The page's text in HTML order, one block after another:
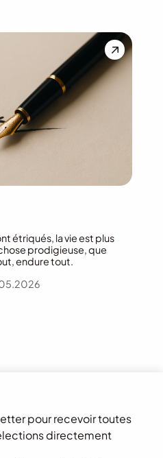
étriqués, la vie est plus
prodigieuse, que
endure tout.
pour recevoir toutes
directement